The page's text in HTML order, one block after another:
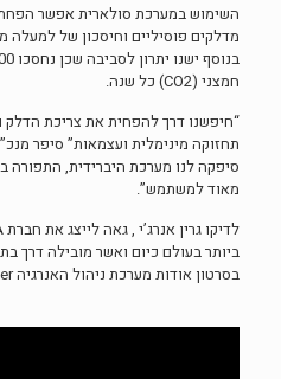
חמצני (CO2) כל שנה.
“חיפשנו דרך להפחית את צריכת הדלק
סיפקה לנו מערכת היברידית, התפורה
מאוד למשתמש”.
ביותר בעולם כיום ואשר מובילה דרך
בסרטון אודות מערכת ניהול האנרגיה SMA Fuel Save Controler